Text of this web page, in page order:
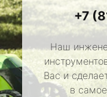
+7
Наш
Вас и
в